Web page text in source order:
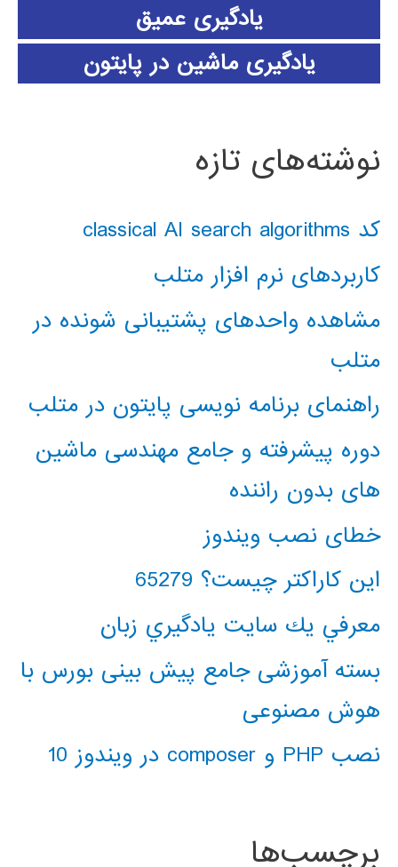
یادگیری عمیق
یادگیری ماشین در پایتون
نوشته‌های تازه
کد classical AI search algorithms
کاربردهای نرم افزار متلب
مشاهده واحدهای پشتیبانی شونده در
متلب
راهنمای برنامه نویسی پایتون در متلب
دوره پیشرفته و جامع مهندسی ماشین
های بدون راننده
خطای نصب ویندوز
این کاراکتر چیست؟ 65279
معرفي يك سايت يادگيري زبان
بسته آموزشی جامع پیش بینی بورس با
هوش مصنوعی
نصب PHP و composer در ویندوز 10
برچسب‌ها